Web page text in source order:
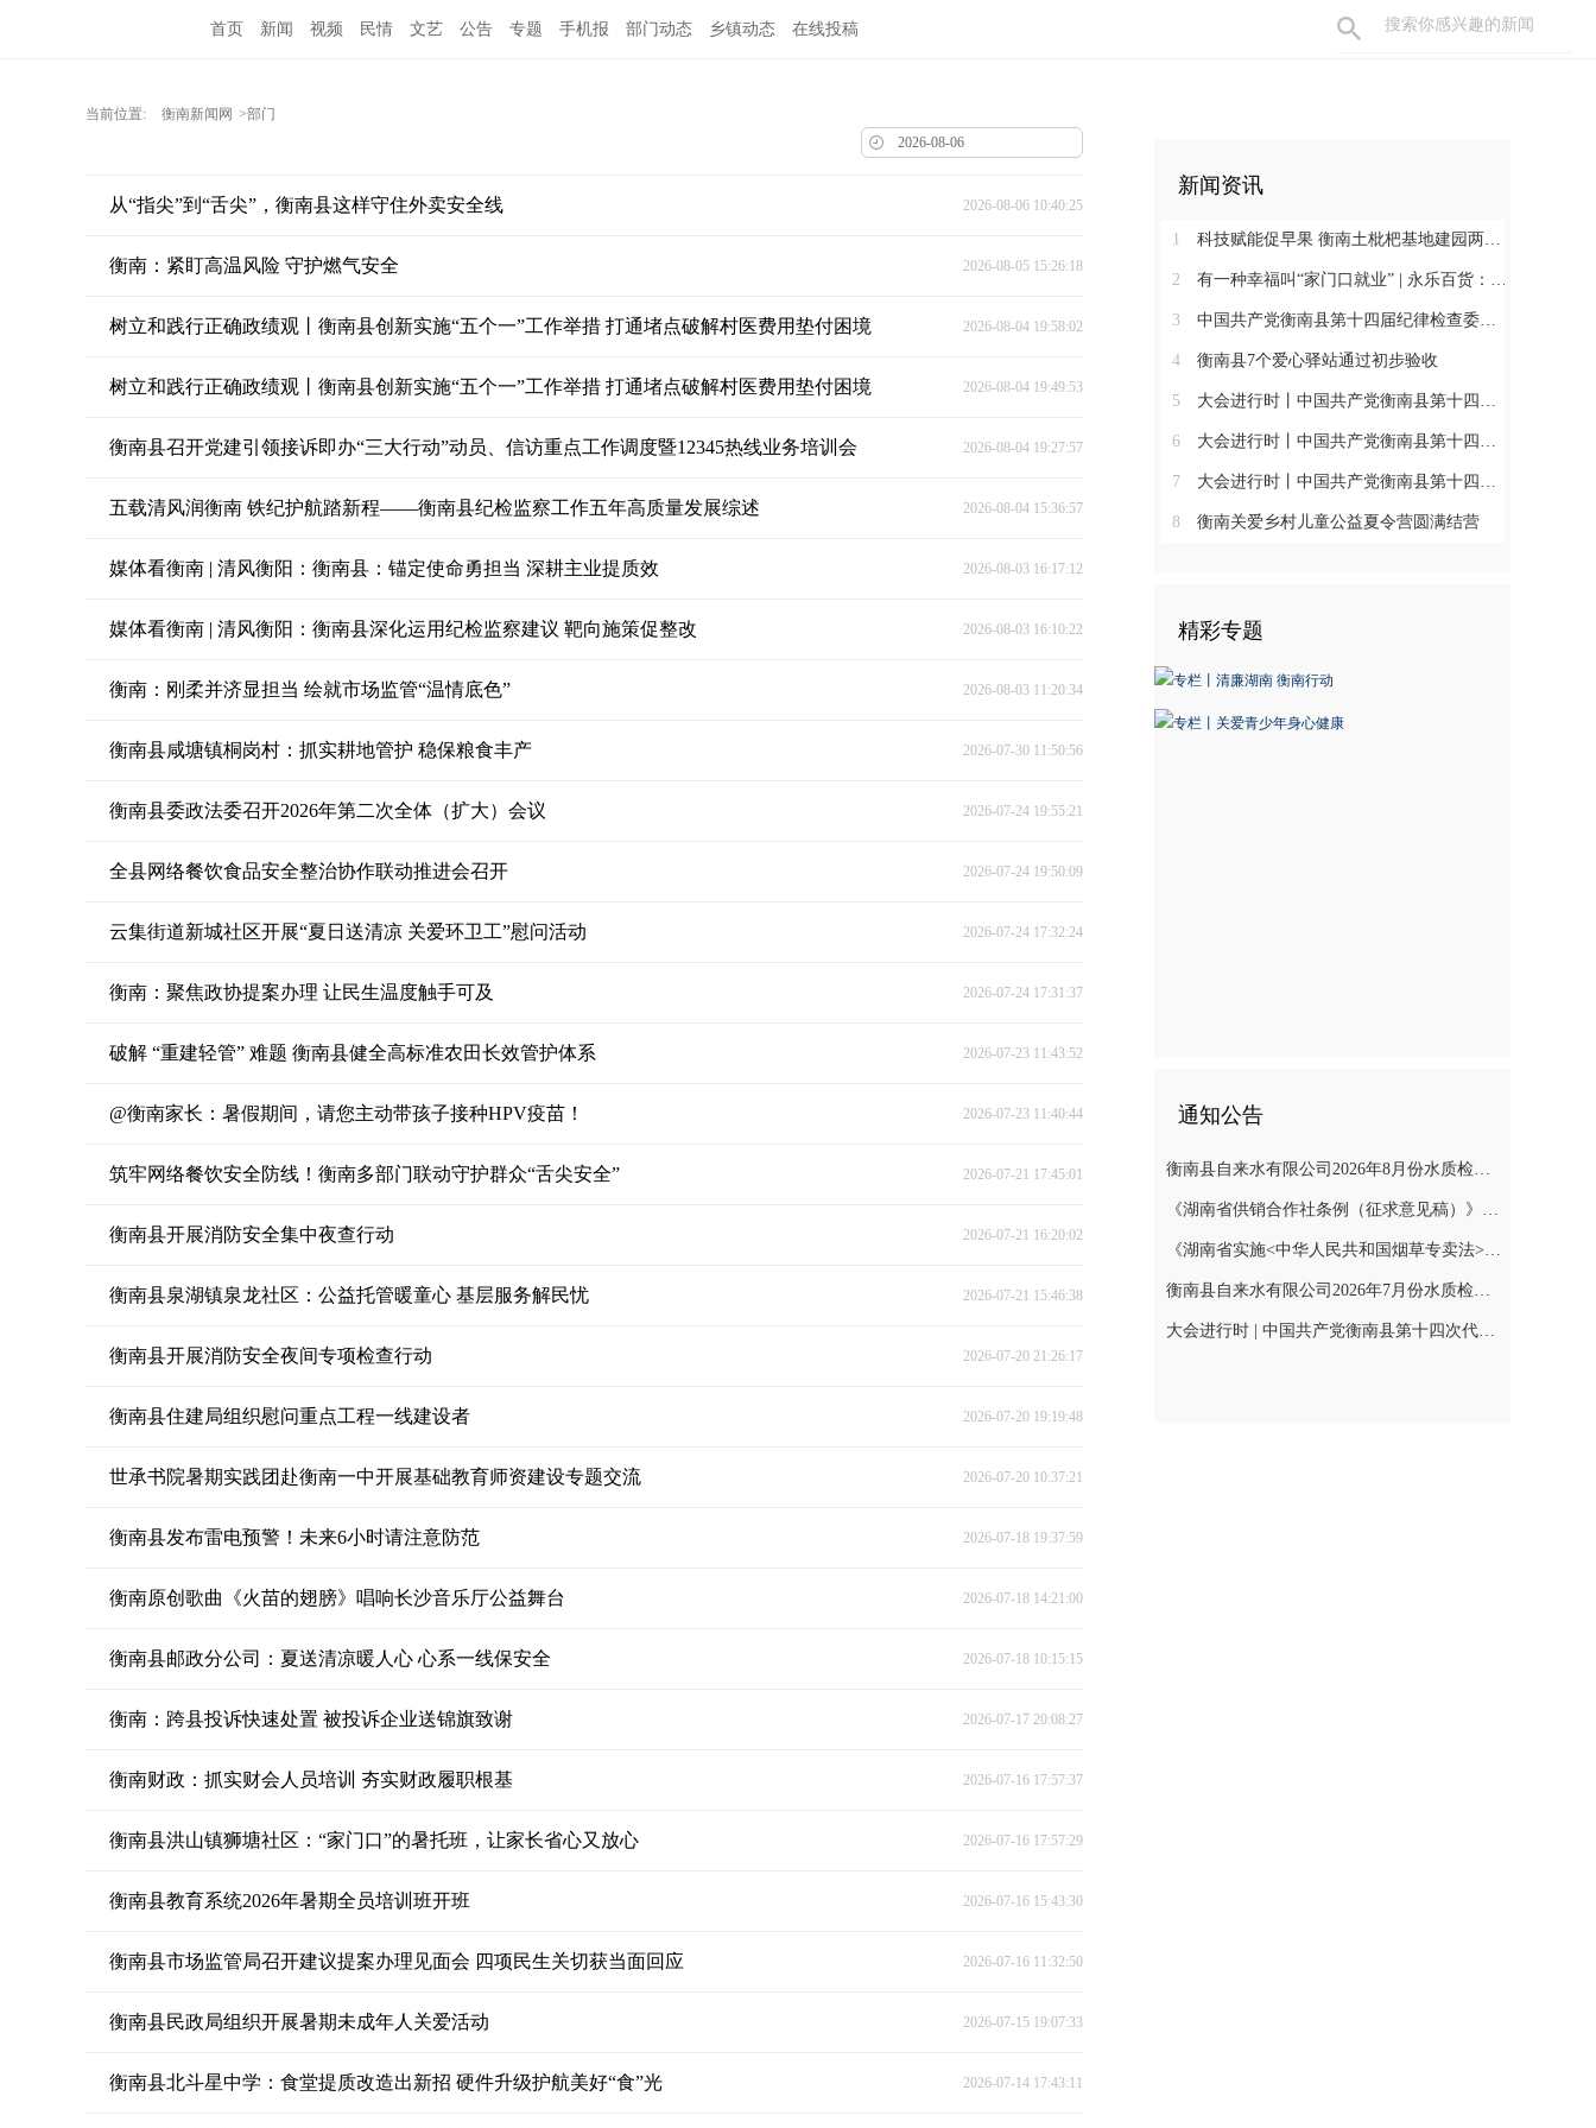
首页 新闻 视频 民情 文艺 公告 专题 手机报 部门动态 乡镇动态 在线投稿
当前位置: 衡南新闻网 >部门
从“指尖”到“舌尖”，衡南县这样守住外卖安全线 2026-08-06 10:40:25
衡南：紧盯高温风险 守护燃气安全 2026-08-05 15:26:18
树立和践行正确政绩观丨衡南县创新实施“五个一”工作举措 打通堵点破解村医费用垫付困境 2026-08-04 19:58:02
树立和践行正确政绩观丨衡南县创新实施“五个一”工作举措 打通堵点破解村医费用垫付困境 2026-08-04 19:49:53
衡南县召开党建引领接诉即办“三大行动”动员、信访重点工作调度暨12345热线业务培训会 2026-08-04 19:27:57
五载清风润衡南 铁纪护航踏新程——衡南县纪检监察工作五年高质量发展综述 2026-08-04 15:36:57
媒体看衡南 | 清风衡阳：衡南县：锚定使命勇担当 深耕主业提质效 2026-08-03 16:17:12
媒体看衡南 | 清风衡阳：衡南县深化运用纪检监察建议 靶向施策促整改 2026-08-03 16:10:22
衡南：刚柔并济显担当 绘就市场监管“温情底色” 2026-08-03 11:20:34
衡南县咸塘镇桐岗村：抓实耕地管护 稳保粮食丰产 2026-07-30 11:50:56
衡南县委政法委召开2026年第二次全体（扩大）会议 2026-07-24 19:55:21
全县网络餐饮食品安全整治协作联动推进会召开 2026-07-24 19:50:09
云集街道新城社区开展“夏日送清凉 关爱环卫工”慰问活动 2026-07-24 17:32:24
衡南：聚焦政协提案办理 让民生温度触手可及 2026-07-24 17:31:37
破解 “重建轻管” 难题 衡南县健全高标准农田长效管护体系 2026-07-23 11:43:52
@衡南家长：暑假期间，请您主动带孩子接种HPV疫苗！ 2026-07-23 11:40:44
筑牢网络餐饮安全防线！衡南多部门联动守护群众“舌尖安全” 2026-07-21 17:45:01
衡南县开展消防安全集中夜查行动 2026-07-21 16:20:02
衡南县泉湖镇泉龙社区：公益托管暖童心 基层服务解民忧 2026-07-21 15:46:38
衡南县开展消防安全夜间专项检查行动 2026-07-20 21:26:17
衡南县住建局组织慰问重点工程一线建设者 2026-07-20 19:19:48
世承书院暑期实践团赴衡南一中开展基础教育师资建设专题交流 2026-07-20 10:37:21
衡南县发布雷电预警！未来6小时请注意防范 2026-07-18 19:37:59
衡南原创歌曲《火苗的翅膀》唱响长沙音乐厅公益舞台 2026-07-18 14:21:00
衡南县邮政分公司：夏送清凉暖人心 心系一线保安全 2026-07-18 10:15:15
衡南：跨县投诉快速处置 被投诉企业送锦旗致谢 2026-07-17 20:08:27
衡南财政：抓实财会人员培训 夯实财政履职根基 2026-07-16 17:57:37
衡南县洪山镇狮塘社区：“家门口”的暑托班，让家长省心又放心 2026-07-16 17:57:29
衡南县教育系统2026年暑期全员培训班开班 2026-07-16 15:43:30
衡南县市场监管局召开建议提案办理见面会 四项民生关切获当面回应 2026-07-16 11:32:50
衡南县民政局组织开展暑期未成年人关爱活动 2026-07-15 19:07:33
衡南县北斗星中学：食堂提质改造出新招 硬件升级护航美好“食”光 2026-07-14 17:43:11
新闻资讯
1 科技赋能促早果 衡南土枇杷基地建园两年见果助振兴
2 有一种幸福叫“家门口就业” | 永乐百货：守护百姓三餐四季 搭建就业暖心平台
3 中国共产党衡南县第十四届纪律检查委员会第一次全体会议召开 肖高德当选县纪委书记
4 衡南县7个爱心驿站通过初步验收
5 大会进行时丨中国共产党衡南县第十四次代表大会第三次大会召开
6 大会进行时丨中国共产党衡南县第十四次代表大会主席团举行第六次会议
7 大会进行时丨中国共产党衡南县第十四次代表大会主席团举行第五次会议
8 衡南关爱乡村儿童公益夏令营圆满结营
精彩专题
通知公告
衡南县自来水有限公司2026年8月份水质检测报告
《湖南省供销合作社条例（征求意见稿）》公开征集意见
《湖南省实施<中华人民共和国烟草专卖法>若干规定（征求意见稿）》公开征集意见
衡南县自来水有限公司2026年7月份水质检测报告公示
大会进行时 | 中国共产党衡南县第十四次代表大会召开预备会议第二阶段会议